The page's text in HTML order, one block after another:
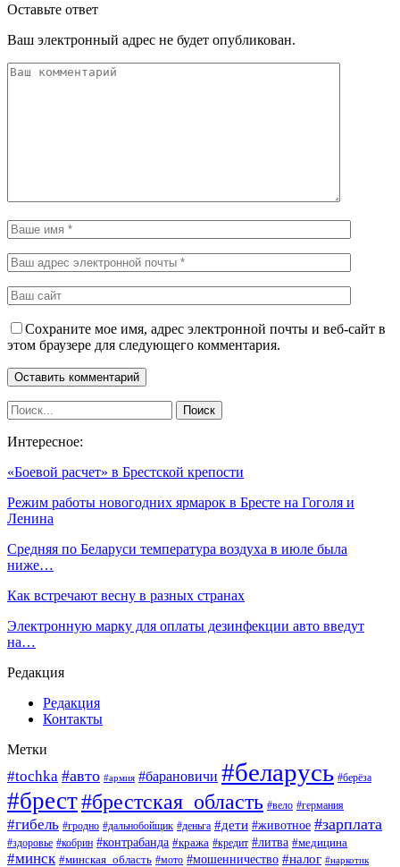
Оставьте ответ
Ваш электронный адрес не будет опубликован.
Сохраните мое имя, адрес электронной почты и веб-сайт в
этом браузере для следующего комментария.
Интересное:
«Боевой расчет» в Брестской крепости
Режим работы новогодних ярмарок в Бресте на Гоголя и
Ленина
Средняя по Беларуси температура воздуха в июле была
ниже…
Как встречают весну в разных странах
Электронную марку для оплаты дезинфекции авто введут
на…
Редакция
Редакция
Контакты
Метки
#tochka #авто #армия #барановичи #беларусь #берёза
#брест#брестская_область #вело #германия
#гибель #гродно #дальнобойщик #деньга #дети #животное #зарплата
#здоровье #кобрин #контрабанда #кража #кредит #литва #медицина
#минск #минская_область #мото #мошенничество #налог #наркотик